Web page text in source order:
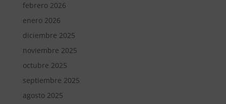
febrero 2026
enero 2026
diciembre 2025
noviembre 2025
octubre 2025
septiembre 2025
agosto 2025